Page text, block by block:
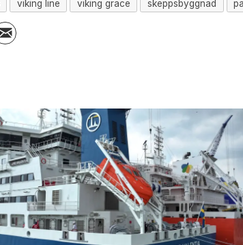
viking line viking grace skeppsbyggnad